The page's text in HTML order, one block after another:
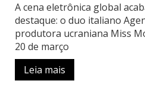
A cena eletrônica global
destaque: o duo italiano
produtora ucraniana Miss
20 de março
Leia mais